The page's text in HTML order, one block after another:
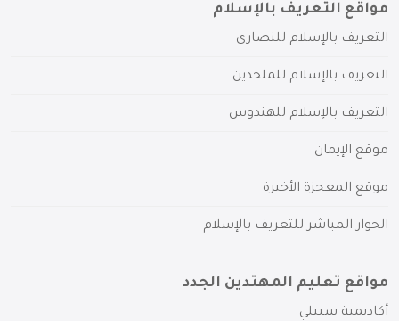
مواقع التعريف بالإسلام
التعريف بالإسلام للنصارى
التعريف بالإسلام للملحدين
التعريف بالإسلام للهندوس
موقع الإيمان
موقع المعجزة الأخيرة
الحوار المباشر للتعريف بالإسلام
مواقع تعليم المهتدين الجدد
أكاديمية سبيلي